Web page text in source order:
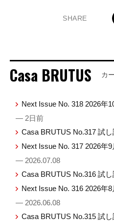
SHARE
Casa BRUTUS カ
Next Issue No. 318 2026年
— 2日前
Casa BRUTUS No.317 試
Next Issue No. 317 2026年9
— 2026.07.08
Casa BRUTUS No.316 試
Next Issue No. 316 2026年8
— 2026.06.08
Casa BRUTUS No.315 試